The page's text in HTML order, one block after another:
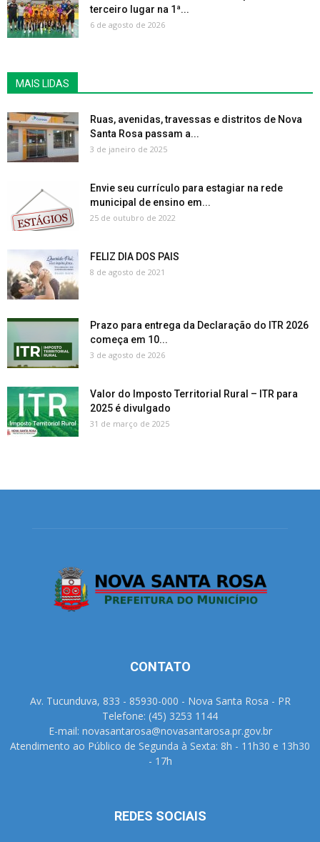
terceiro lugar na 1ª...
6 de agosto de 2026
MAIS LIDAS
Ruas, avenidas, travessas e distritos de Nova
Santa Rosa passam a...
3 de janeiro de 2025
Envie seu currículo para estagiar na rede
municipal de ensino em...
25 de outubro de 2022
FELIZ DIA DOS PAIS
8 de agosto de 2021
Prazo para entrega da Declaração do ITR 2026
começa em 10...
3 de agosto de 2026
Valor do Imposto Territorial Rural – ITR para
2025 é divulgado
31 de março de 2025
CONTATO
Av. Tucunduva, 833 - 85930-000 - Nova Santa Rosa - PR
Telefone: (45) 3253 1144
E-mail: novasantarosa@novasantarosa.pr.gov.br
Atendimento ao Público de Segunda à Sexta: 8h - 11h30 e 13h30
- 17h
REDES SOCIAIS